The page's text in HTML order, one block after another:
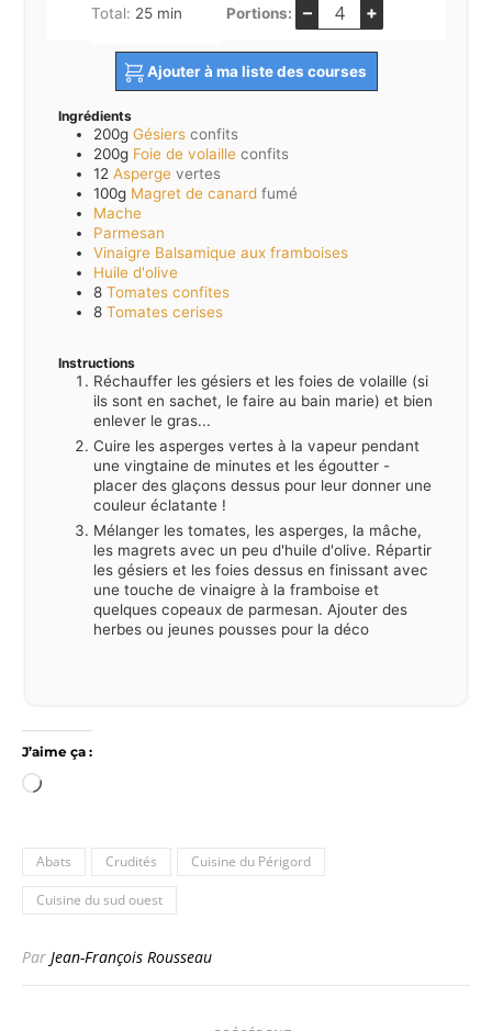
Total: 25minutes
min Portions: – +
Ajouter à ma liste des courses
Ingrédients
200g Gésiers confits
200g Foie de volaille confits
12 Asperge vertes
100g Magret de canard fumé
Mache
Parmesan
Vinaigre Balsamique aux framboises
Huile d'olive
8 Tomates confites
8 Tomates cerises
Instructions
Réchauffer les gésiers et les foies de volaille (si
ils sont en sachet, le faire au bain marie) et bien
enlever le gras...
Cuire les asperges vertes à la vapeur pendant
une vingtaine de minutes et les égoutter -
placer des glaçons dessus pour leur donner une
couleur éclatante !
Mélanger les tomates, les asperges, la mâche,
les magrets avec un peu d'huile d'olive. Répartir
les gésiers et les foies dessus en finissant avec
une touche de vinaigre à la framboise et
quelques copeaux de parmesan. Ajouter des
herbes ou jeunes pousses pour la déco
J’aime ça :
Chargement…
Abats Crudités Cuisine du Périgord
Cuisine du sud ouest
Par Jean-François Rousseau